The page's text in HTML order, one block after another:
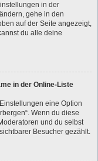
in der
gehe in den
auf der Seite angezeigt,
du alle deine
in der Online-Liste
eine Option
Wenn du diese
und du selbst
Besucher gezählt.